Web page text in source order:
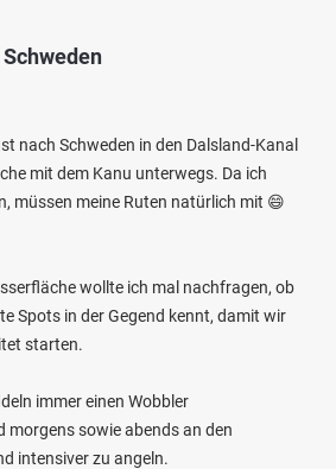
nach Schweden in den Dalsland-Kanal
mit dem Kanu unterwegs. Da ich
müssen meine Ruten natürlich mit 😄
wollte ich mal nachfragen, ob
Spots in der Gegend kennt, damit wir
starten.
immer einen Wobbler
morgens sowie abends an den
intensiver zu angeln.